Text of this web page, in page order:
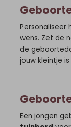
Personaliseer
wens. Zet de
de
jouw kleintje
Een jongen